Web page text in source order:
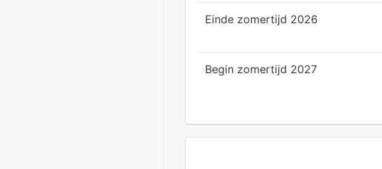
Einde zomertijd 2026
Begin zomertijd 2027